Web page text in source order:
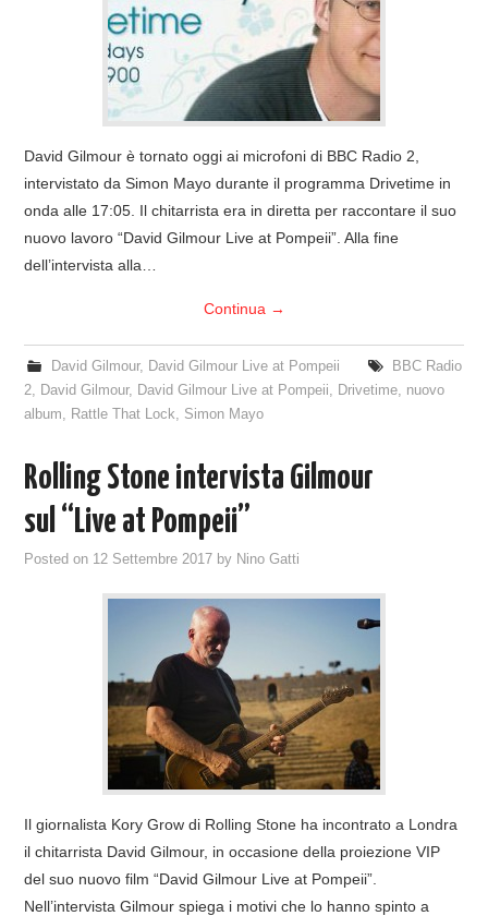
David Gilmour è tornato oggi ai microfoni di BBC Radio 2,
intervistato da Simon Mayo durante il programma Drivetime in
onda alle 17:05. Il chitarrista era in diretta per raccontare il suo
nuovo lavoro “David Gilmour Live at Pompeii”. Alla fine
dell’intervista alla…
Continua →
David Gilmour, David Gilmour Live at Pompeii
BBC Radio
2, David Gilmour, David Gilmour Live at Pompeii, Drivetime, nuovo
album, Rattle That Lock, Simon Mayo
Rolling Stone intervista Gilmour
sul “Live at Pompeii”
Posted on 12 Settembre 2017 by Nino Gatti
Il giornalista Kory Grow di Rolling Stone ha incontrato a Londra
il chitarrista David Gilmour, in occasione della proiezione VIP
del suo nuovo film “David Gilmour Live at Pompeii”.
Nell’intervista Gilmour spiega i motivi che lo hanno spinto a